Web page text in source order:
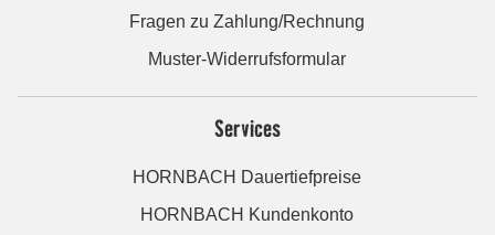
Fragen zu Zahlung/Rechnung
Muster-Widerrufsformular
Services
HORNBACH Dauertiefpreise
HORNBACH Kundenkonto